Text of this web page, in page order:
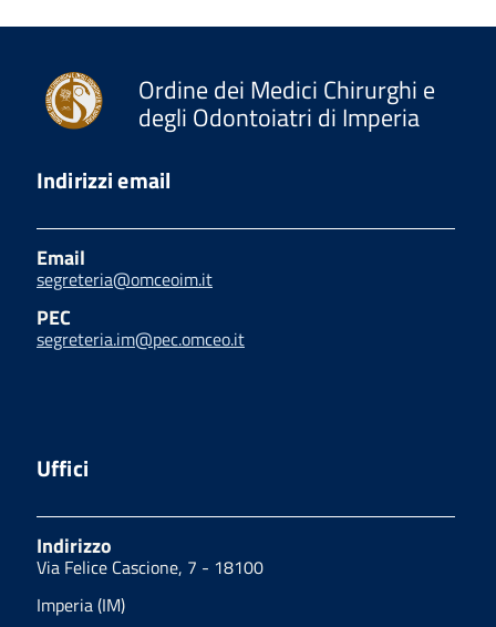
Ordine dei Medici Chirurghi e
degli Odontoiatri di Imperia
Indirizzi email
Email
segreteria@omceoim.it
PEC
segreteria.im@pec.omceo.it
Uffici
Indirizzo
Via Felice Cascione, 7 - 18100
Imperia (IM)